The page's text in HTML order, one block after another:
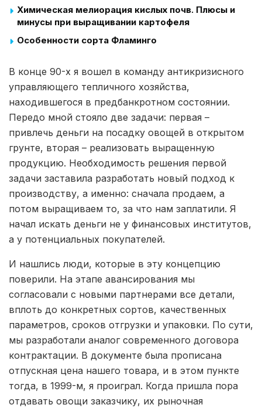
Химическая мелиорация кислых почв. Плюсы и
минусы при выращивании картофеля
Особенности сорта Фламинго
В конце 90-х я вошел в команду антикризисного
управляющего тепличного хозяйства,
находившегося в предбанкротном состоянии.
Передо мной стояло две задачи: первая –
привлечь деньги на посадку овощей в открытом
грунте, вторая – реализовать выращенную
продукцию. Необходимость решения первой
задачи заставила разработать новый подход к
производству, а именно: сначала продаем, а
потом выращиваем то, за что нам заплатили. Я
начал искать деньги не у финансовых институтов,
а у потенциальных покупателей.
И нашлись люди, которые в эту концепцию
поверили. На этапе авансирования мы
согласовали с новыми партнерами все детали,
вплоть до конкретных сортов, качественных
параметров, сроков отгрузки и упаковки. По сути,
мы разработали аналог современного договора
контрактации. В документе была прописана
отпускная цена нашего товара, и в этом пункте
тогда, в 1999-м, я проиграл. Когда пришла пора
отдавать овощи заказчику, их рыночная